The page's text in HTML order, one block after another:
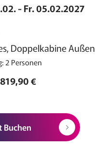
- Fr. 05.02.2027
Doppelkabine Außen
2 Personen
€
Buchen